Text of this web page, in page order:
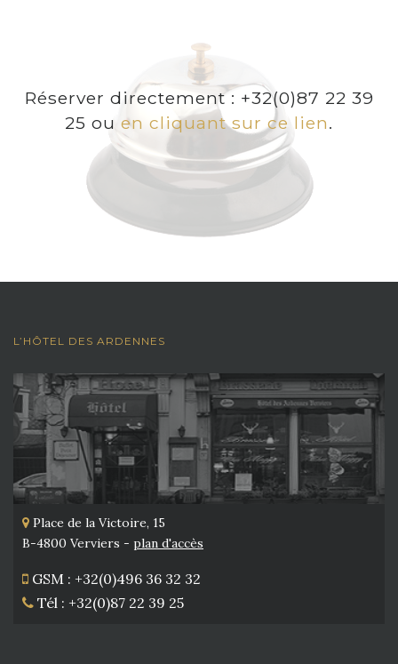
Réserver directement : +32(0)87 22 39
25 ou en cliquant sur ce lien.
L’HÔTEL DES ARDENNES
Place de la Victoire, 15
B-4800 Verviers - plan d'accès
GSM : +32(0)496 36 32 32
Tél : +32(0)87 22 39 25